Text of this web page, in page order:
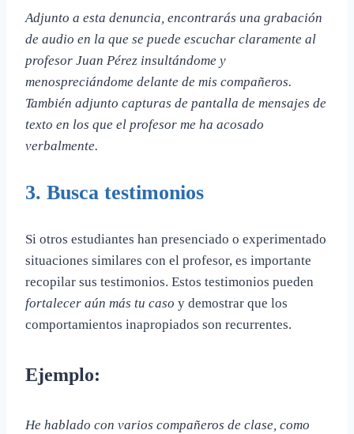
Adjunto a esta denuncia, encontrarás una grabación
de audio en la que se puede escuchar claramente al
profesor Juan Pérez insultándome y
menospreciándome delante de mis compañeros.
También adjunto capturas de pantalla de mensajes de
texto en los que el profesor me ha acosado
verbalmente.
3. Busca testimonios
Si otros estudiantes han presenciado o experimentado
situaciones similares con el profesor, es importante
recopilar sus testimonios. Estos testimonios pueden
fortalecer aún más tu caso y demostrar que los
comportamientos inapropiados son recurrentes.
Ejemplo:
He hablado con varios compañeros de clase, como